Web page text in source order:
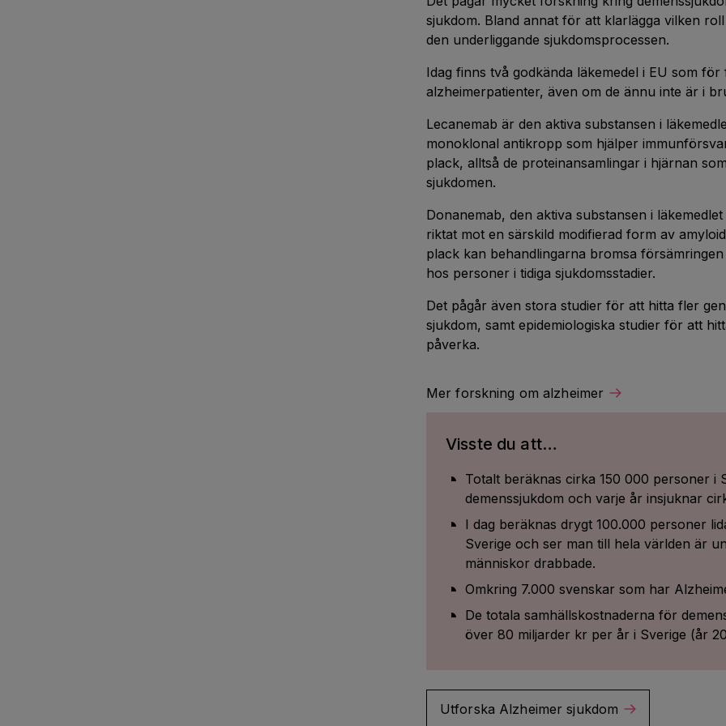
sjukdom. Bland annat för att klarlägga vilken
den underliggande sjukdomsprocessen.
Idag finns två godkända läkemedel i EU som
alzheimerpatienter, även om de ännu inte är i
Lecanemab är den aktiva substansen i
monoklonal antikropp som hjälper
plack, alltså de proteinansamlingar i hjärnan
sjukdomen.
Donanemab, den aktiva substansen i
riktat mot en särskild modifierad form av
plack kan behandlingarna bromsa
hos personer i tidiga sjukdomsstadier.
Det pågår även stora studier för att hitta fler
sjukdom, samt epidemiologiska studier för att
påverka.
Mer forskning om alzheimer
Visste du att…
Totalt beräknas cirka 150 000 personer i
demenssjukdom och varje år insjuknar
I dag beräknas drygt 100.000 personer
Sverige och ser man till hela världen är
människor drabbade.
Omkring 7.000 svenskar som har
De totala samhällskostnaderna för
över 80 miljarder kr per år i Sverige (år
Utforska Alzheimer sjukdom